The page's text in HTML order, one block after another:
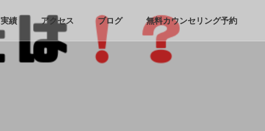
実績 アクセス ブログ 無料カウンセリング予約